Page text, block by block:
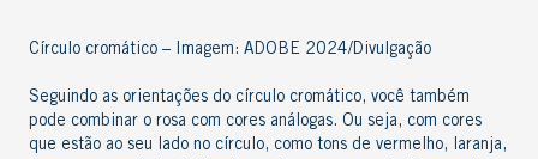
Círculo cromático – Imagem: ADOBE 2024/Divulgação
Seguindo as orientações do círculo cromático, você também
pode combinar o rosa com cores análogas. Ou seja, com cores
que estão ao seu lado no círculo, como tons de vermelho, laranja,